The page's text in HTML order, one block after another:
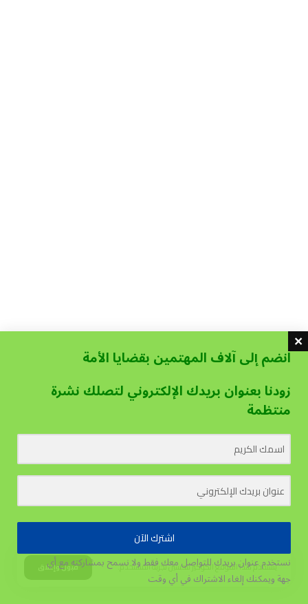
يستخدم هذا الموقع الكوكيز لتحسين تجربة المستخدم. قبول وإغلاق
انضم إلى آلاف المهتمين بقضايا الأمة
زودنا بعنوان بريدك الإلكتروني لتصلك نشرة
منتظمة
اشترك الآن
نستخدم عنوان بريدك للتواصل معك فقط ولا نسمح بمشاركته مع أي
جهةويمكنك إلغاء الاشتراك في أي وقت